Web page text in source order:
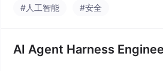
#人工智能 #安全
AI Agent Harness